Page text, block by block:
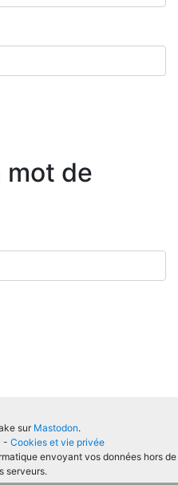
mot de
sur Mastodon.
- Cookies et vie privée
envoyant vos données hors de
serveurs.